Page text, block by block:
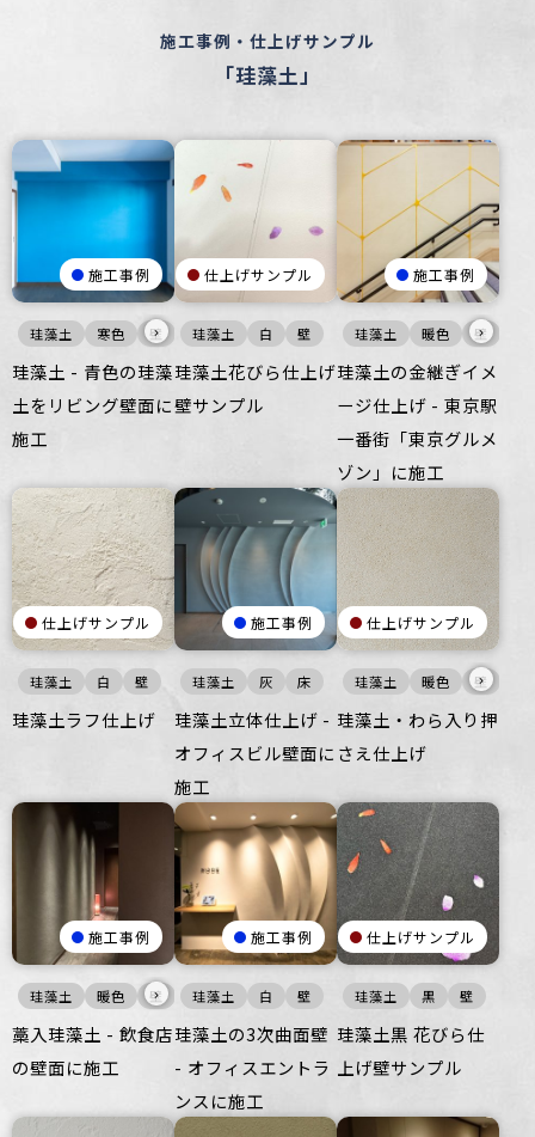
施工事例・仕上げサンプル
「珪藻土」
施工事例
珪藻土 寒色 壁
›
珪藻土 - 青色の珪藻
土をリビング壁面に
施工
仕上げサンプル
珪藻土 白 壁
珪藻土花びら仕上げ
壁サンプル
施工事例
珪藻土 暖色 壁
›
珪藻土の金継ぎイメ
ージ仕上げ - 東京駅
一番街「東京グルメ
ゾン」に施工
仕上げサンプル
珪藻土 白 壁
珪藻土ラフ仕上げ
施工事例
珪藻土 灰 床
珪藻土立体仕上げ -
オフィスビル壁面に
施工
仕上げサンプル
珪藻土 暖色 壁
›
珪藻土・わら入り押
さえ仕上げ
施工事例
珪藻土 暖色 壁
›
藁入珪藻土 - 飲食店
の壁面に施工
施工事例
珪藻土 白 壁
珪藻土の3次曲面壁
- オフィスエントラ
ンスに施工
仕上げサンプル
珪藻土 黒 壁
珪藻土黒 花びら仕
上げ壁サンプル